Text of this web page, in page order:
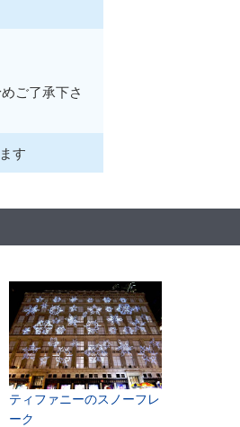
ご了承下さ
す
ティファニーのスノーフレ
ーク